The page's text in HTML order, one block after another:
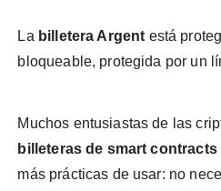
La billetera Argent está
bloqueable, protegida por un
Muchos entusiastas de las
billeteras de smart
más prácticas de usar: no